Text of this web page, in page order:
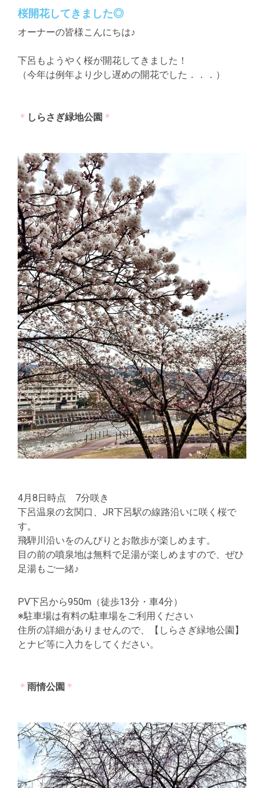
桜開花してきました◎
オーナーの皆様こんにちは♪
下呂もようやく桜が開花してきました！
（今年は例年より少し遅めの開花でした．．．）
＊ しらさぎ緑地公園 ＊
4月8日時点 7分咲き
下呂温泉の玄関口、JR下呂駅の線路沿いに咲く桜で
す。
飛騨川沿いをのんびりとお散歩が楽しめます。
目の前の噴泉地は無料で足湯が楽しめますので、ぜひ
足湯もご一緒♪
PV下呂から950m（徒歩13分・車4分）
※駐車場は有料の駐車場をご利用ください
住所の詳細がありませんので、【しらさぎ緑地公園】
とナビ等に入力をしてください。
＊ 雨情公園 ＊